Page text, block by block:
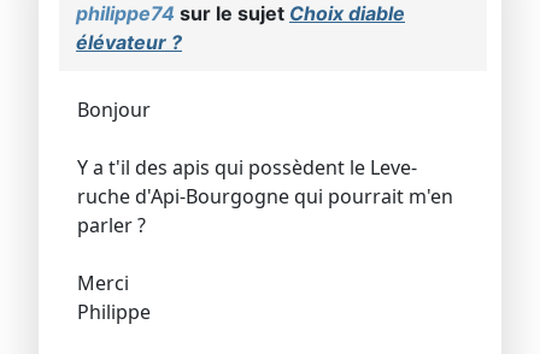
philippe74 sur le sujet Choix diable
élévateur ?
Bonjour
Y a t'il des apis qui possèdent le Leve-
ruche d'Api-Bourgogne qui pourrait m'en
parler ?
Merci
Philippe